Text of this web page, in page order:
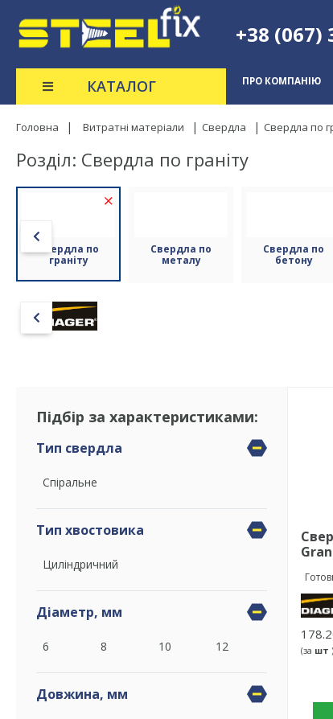
+38 (067)
КАТАЛОГ ПРО КОМПАНІЮ
Головна Витратні матеріали Свердла Свердла по
Розділ: Свердла по граніту
Свердла по
граніту
Свердла по
металу
Свердла по
бетону
Підбір за характеристиками:
Тип свердла
Спіральне
Тип хвостовика
Циліндричний
Діаметр, мм
6 8 10 12
Довжина, мм
(за шт )